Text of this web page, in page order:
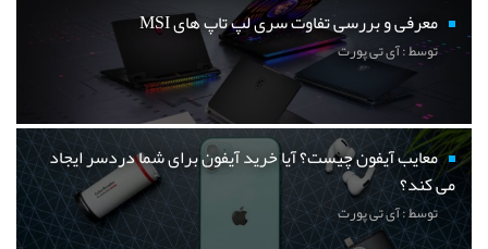
معرفی و بررسی تفاوت سری لپ تاپ های MSI
توسط : آی تی پورت
معایب آیفون چیست؟ آیا خرید آیفون برای شما دردسر ایجاد
می کند؟
توسط : آی تی پورت